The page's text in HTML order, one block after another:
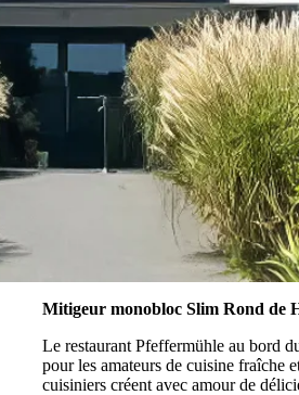
Mitigeur monobloc Slim Rond de
Le restaurant Pfeffermühle au bord
pour les amateurs de cuisine fraîche
cuisiniers créent avec amour de